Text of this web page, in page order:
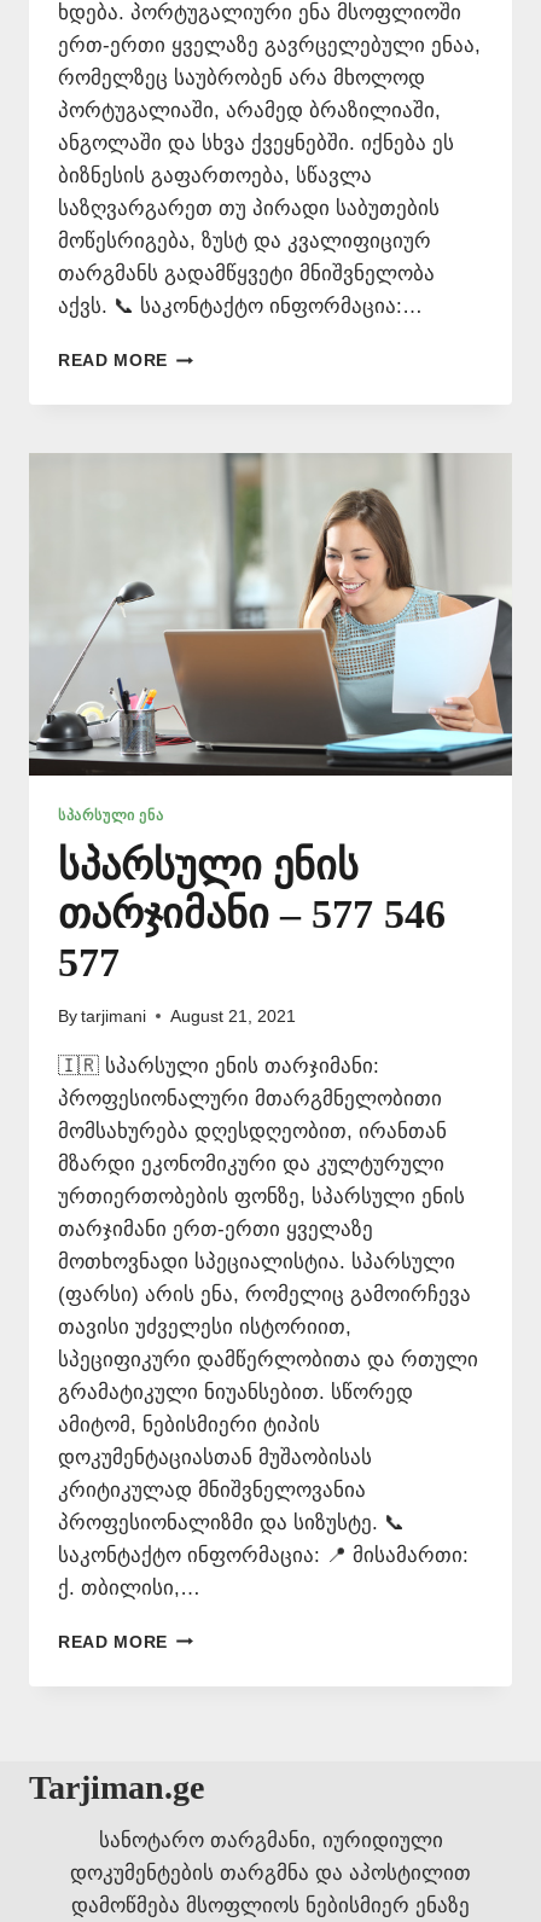
ხდება. პორტუგალიური ენა მსოფლიოში
ერთ-ერთი ყველაზე გავრცელებული ენაა,
რომელზეც საუბრობენ არა მხოლოდ
პორტუგალიაში, არამედ ბრაზილიაში,
ანგოლაში და სხვა ქვეყნებში. იქნება ეს
ბიზნესის გაფართოება, სწავლა
საზღვარგარეთ თუ პირადი საბუთების
მოწესრიგება, ზუსტ და კვალიფიციურ
თარგმანს გადამწყვეტი მნიშვნელობა
აქვს. 📞 საკონტაქტო ინფორმაცია:…
READ MORE ᲞᲝᲠᲢᲣᲒᲐᲚᲘᲣᲠᲘ
ᲗᲐᲠᲯᲘᲛᲐᲜᲘ
577
ᲡᲞᲐᲠᲡᲣᲚᲘ ᲔᲜᲐ
სპარსული ენის
თარჯიმანი – 577 546
577
By tarjimani August 21, 2021
🇮🇷 სპარსული ენის თარჯიმანი:
პროფესიონალური მთარგმნელობითი
მომსახურება დღესდღეობით, ირანთან
მზარდი ეკონომიკური და კულტურული
ურთიერთობების ფონზე, სპარსული ენის
თარჯიმანი ერთ-ერთი ყველაზე
მოთხოვნადი სპეციალისტია. სპარსული
(ფარსი) არის ენა, რომელიც გამოირჩევა
თავისი უძველესი ისტორიით,
სპეციფიკური დამწერლობითა და რთული
გრამატიკული ნიუანსებით. სწორედ
ამიტომ, ნებისმიერი ტიპის
დოკუმენტაციასთან მუშაობისას
კრიტიკულად მნიშვნელოვანია
პროფესიონალიზმი და სიზუსტე. 📞
საკონტაქტო ინფორმაცია: 📍 მისამართი:
ქ. თბილისი,…
READ MORE ᲡᲞᲐᲠᲡᲣᲚᲘ
ᲗᲐᲠᲯᲘᲛᲐᲜᲘ
577
Tarjiman.ge
სანოტარო თარგმანი, იურიდიული
დოკუმენტების თარგმნა და აპოსტილით
დამოწმება მსოფლიოს ნებისმიერ ენაზე